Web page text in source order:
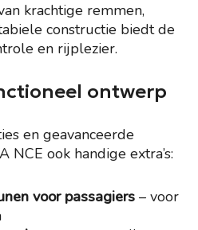
krachtige remmen,
constructie biedt de
en rijplezier.
ontwerp
en geavanceerde
ook handige extra’s:
voor passagiers – voor